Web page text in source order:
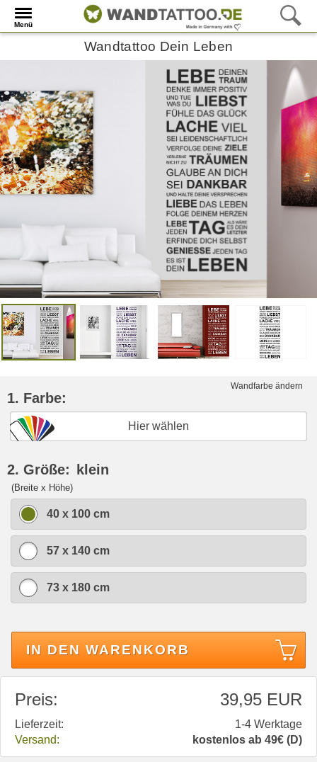
Menü
Wandtattoo Dein Leben
Wandfarbe ändern
1. Farbe:
Hier wählen
2. Größe: klein
(Breite x Höhe)
40 x 100 cm
57 x 140 cm
73 x 180 cm
IN DEN WARENKORB
Preis: 39,95 EUR
Lieferzeit:
1-4 Werktage
Versand:
kostenlos ab 49€ (D)